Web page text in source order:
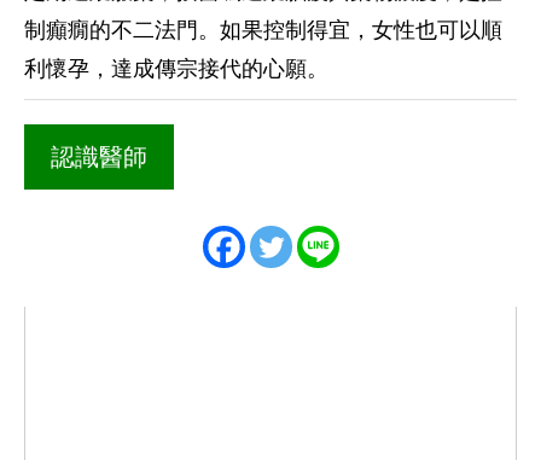
制癲癇的不二法門。如果控制得宜，女性也可以順
利懷孕，達成傳宗接代的心願。
認識醫師